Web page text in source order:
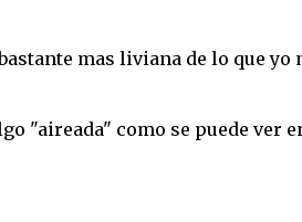
mas liviana de lo que yo
"aireada" como se puede ver